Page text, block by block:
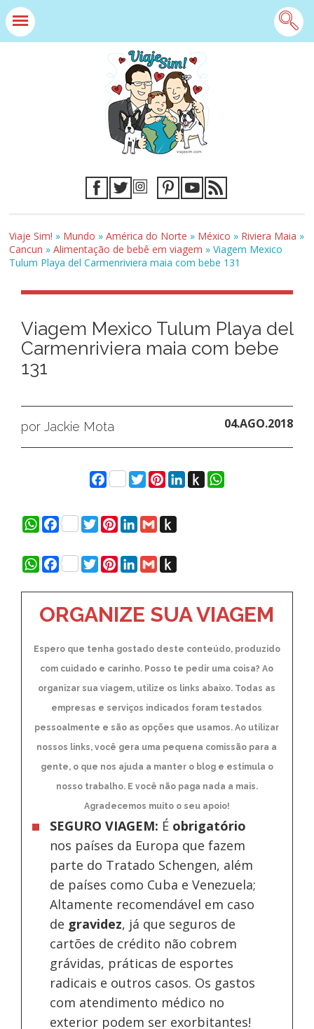
Viaje Sim! » Mundo »América do Norte » México » Riviera Maia »
Cancun »Alimentação de bebê em viagem »Viagem Mexico
Tulum Playa del Carmenriviera maia com bebe 131
Viagem Mexico Tulum Playa del
Carmenriviera maia com bebe
131
por Jackie Mota 04.AGO.2018
Facebook
Twitter
Pinterest
LinkedIn
Push
to
WhatsApp
WhatsApp
Facebook
Twitter
Pinterest
LinkedIn
GmailPush
Kindle
WhatsApp
Facebook
Twitter
Pinterest
LinkedIn
GmailPush
to
Kindle
ORGANIZE SUA VIAGEM
Espero que tenha gostado deste conteúdo, produzido
com cuidado e carinho. Posso te pedir uma coisa? Ao
organizar sua viagem, utilize os links abaixo. Todas as
empresas e serviços indicados foram testados
pessoalmente e são as opções que usamos. Ao utilizar
nossos links, você gera uma pequena comissão para a
gente, o que nos ajuda a manter o blog e estimula o
nosso trabalho. E você não paga nada a mais.
Agradecemos muito o seu apoio!
SEGURO VIAGEM: É obrigatório
nos países da Europa que fazem
parte do Tratado Schengen, além
de países como Cuba e Venezuela;
Altamente recomendável em caso
de gravidez, já que seguros de
cartões de crédito não cobrem
grávidas, práticas de esportes
radicais e outros casos. Os gastos
com atendimento médico no
exterior podem ser exorbitantes!